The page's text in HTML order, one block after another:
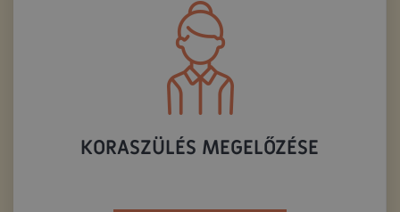
KORASZÜLÉS MEGELŐZÉSE